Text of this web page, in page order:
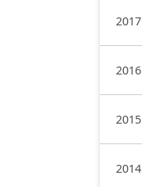
2017
2016
2015
2014